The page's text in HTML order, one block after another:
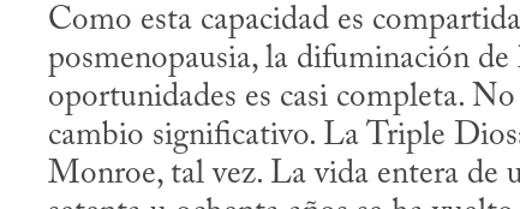
Como esta capacidad es
posmenopausia, la difuminación
oportunidades es casi completa.
cambio significativo. La Triple
Monroe, tal vez. La vida entera de